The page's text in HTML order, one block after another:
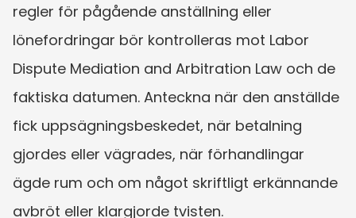
regler för pågående anställning eller
lönefordringar bör kontrolleras mot Labor
Dispute Mediation and Arbitration Law och de
faktiska datumen. Anteckna när den anställde
fick uppsägningsbeskedet, när betalning
gjordes eller vägrades, när förhandlingar
ägde rum och om något skriftligt erkännande
avbröt eller klargjorde tvisten.